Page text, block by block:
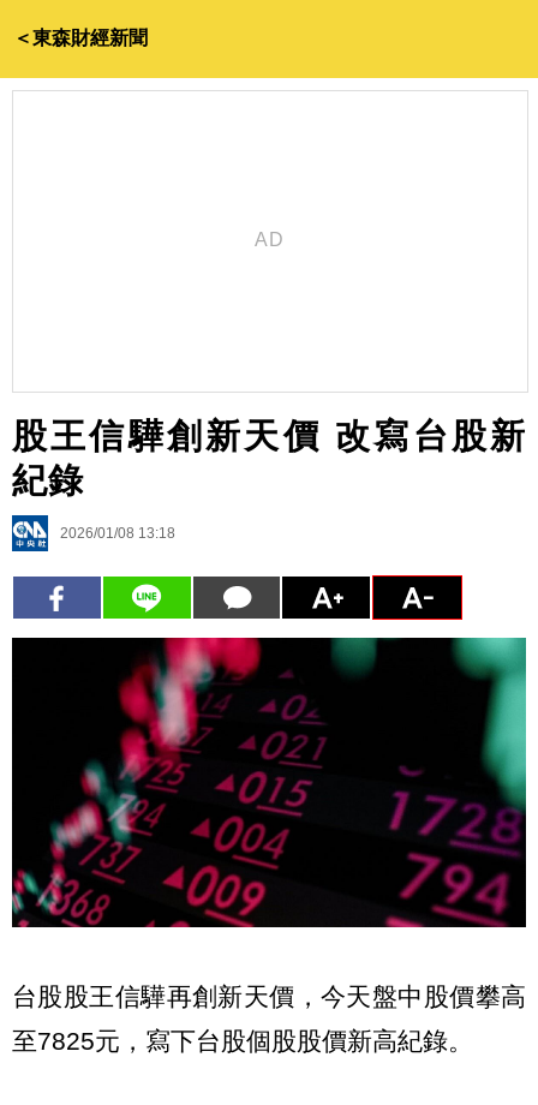
＜東森財經新聞
股王信驊創新天價 改寫台股新
紀錄
2026/01/08 13:18
台股股王信驊再創新天價，今天盤中股價攀高
至7825元，寫下台股個股股價新高紀錄。